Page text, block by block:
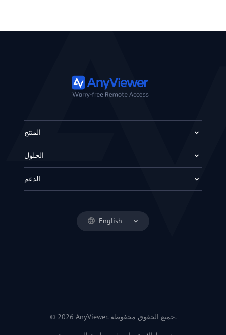
English
المنتج
الحلول
الدعم
© 2026 AnyViewer. جميع الحقوق محفوظة.